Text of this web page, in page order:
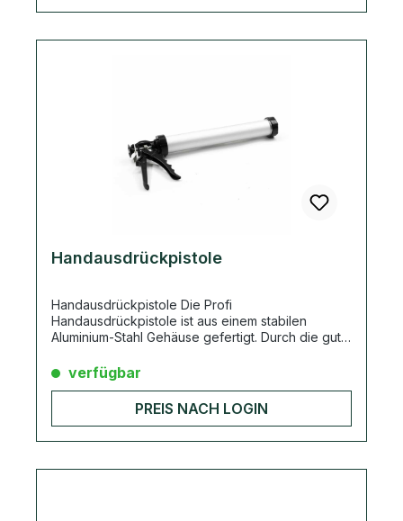
Handausdrückpistole
Handausdrückpistole Die Profi
Handausdrückpistole ist aus einem stabilen
Aluminium-Stahl Gehäuse gefertigt. Durch die gute
gleichmäßiger Materialfluss gewährleistet.
Anwendungsanleitung am Beispiel InnoElast® Der
Untergrund muss fettfrei, sauber und tragfähig
sein. Der Untergrund darf feucht sein, ein
Flankenhaftung, spart Material). Fugen sollten
verfügbar
PREIS NACH LOGIN